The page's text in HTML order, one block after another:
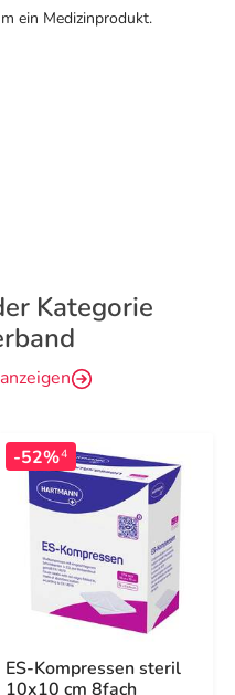
ein Medizinprodukt.
Kategorie
-52%4
ES-Kompressen steril
10x10 cm 8fach